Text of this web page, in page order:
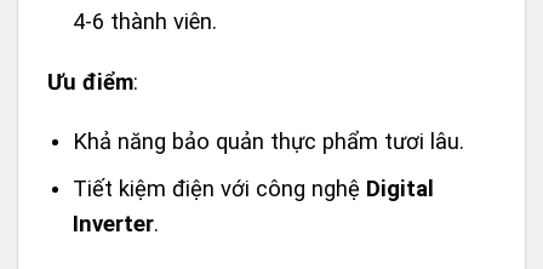
4-6 thành viên.
Ưu điểm:
Khả năng bảo quản thực phẩm tươi lâu.
Tiết kiệm điện với công nghệ Digital
Inverter.